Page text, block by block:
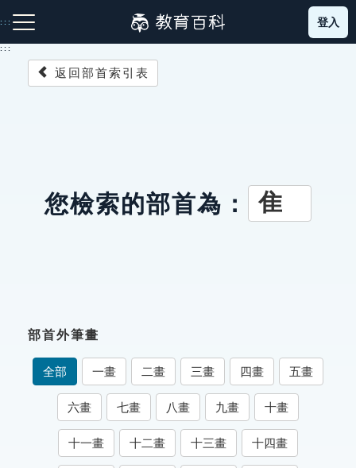
到
主
:::
成語故事
索引選單
知識索引
單字索引
生命大百科索引
登入
:::
返回部首索引表
您檢索的部首為： 隹
部首外筆畫
全部 一畫 二畫 三畫 四畫 五畫
六畫 七畫 八畫 九畫 十畫
十一畫 十二畫 十三畫 十四畫